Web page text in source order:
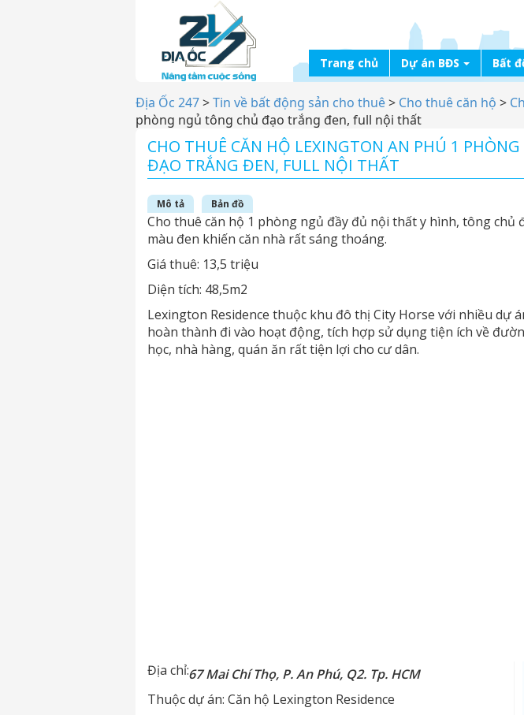
Trang chủ Dự án BĐS Bất
Địa Ốc 247>Tin về bất động sản cho thuê> Cho thuê căn hộ >
phòng ngủ tông chủ đạo trắng đen, full nội thất
CHO THUÊ CĂN HỘ LEXINGTON AN PHÚ 1
ĐẠO TRẮNG ĐEN, FULL NỘI THẤT
Mô tả Bản đồ
Cho thuê căn hộ 1 phòng ngủ đầy đủ nội thất y hình, tông chủ
màu đen khiến căn nhà rất sáng thoáng.
Giá thuê: 13,5 triệu
Diện tích: 48,5m2
Lexington Residence thuộc khu đô thị City Horse với nhiều dự
hoàn thành đi vào hoạt động, tích hợp sử dụng tiện ích về
học, nhà hàng, quán ăn rất tiện lợi cho cư dân.
Địa chỉ:67 Mai Chí Thọ, P. An Phú, Q2. Tp. HCM
Thuộc dự án: Căn hộ Lexington Residence